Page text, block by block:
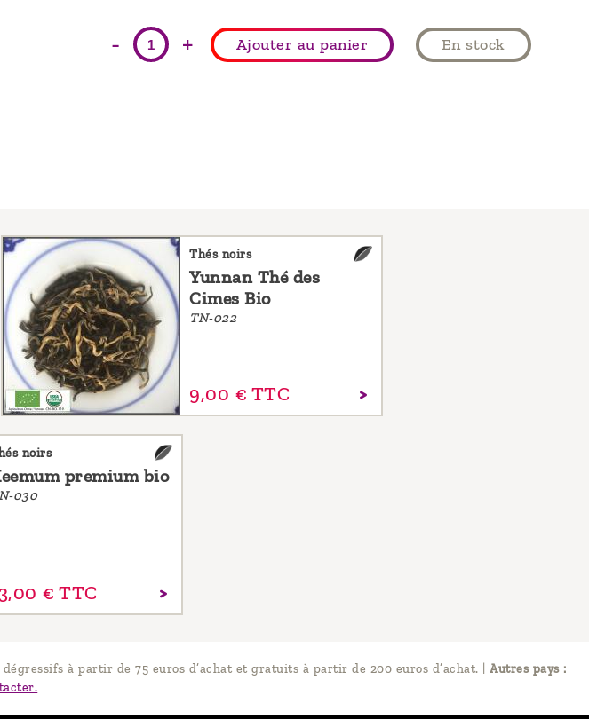
- + Ajouter au panier En stock
Thés noirs
Yunnan Thé des
Cimes Bio
TN-022
9,00 € TTC
noirs
premium bio
030
00 € TTC
dégressifs à partir de 75 euros d’achat et gratuits à partir de 200 euros d’achat. | Autres pays :